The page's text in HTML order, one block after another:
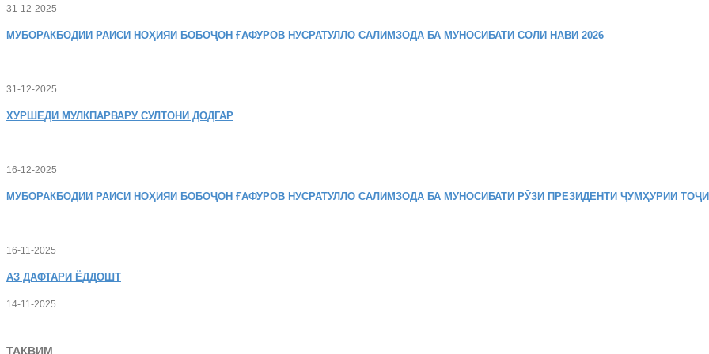
31-12-2025
МУБОРАКБОДИИ РАИСИ НОҲИЯИ БОБОҶОН ҒАФУРОВ НУСРАТУЛЛО САЛИМЗОДА БА МУНОСИБАТИ СОЛИ НАВИ 2026
31-12-2025
ХУРШЕДИ МУЛКПАРВАРУ СУЛТОНИ ДОДГАР
16-12-2025
МУБОРАКБОДИИ РАИСИ НОҲИЯИ БОБОҶОН ҒАФУРОВ НУСРАТУЛЛО САЛИМЗОДА БА МУНОСИБАТИ РӮЗИ ПРЕЗИДЕНТИ ҶУМҲУРИИ
16-11-2025
АЗ ДАФТАРИ ЁДДОШТ
14-11-2025
ТАҚВИМ